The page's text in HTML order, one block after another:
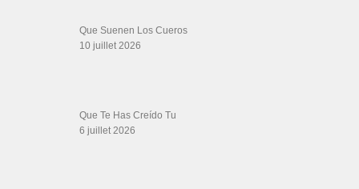
Que Suenen Los Cueros
10 juillet 2026
Que Te Has Creído Tu
6 juillet 2026